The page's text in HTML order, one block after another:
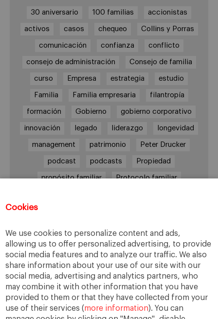
Cookies
We use cookies to personalize content and ads,
allowing us to offer personalized advertising, to provide
social media features and to analyze our traffic. We also
share information about your use of our site with our
social media, advertising and analytics partners, who
may combine it with other information that you have
provided to them or that they have collected from your
use of their services (more information). You can
30 aniversario 100 familias accionistas
activos casos chequeo Collins y Porras
comunicación confianza conflicto
consejo de administración Consejo de familia
curso Empresa estrategia estudio
Familia Familia empresaria filantropía
formación Gobierno gobierno corporativo
innovación legado liderazgo longevidad
management patrimonio Peter Drucker
podcast podcasts Propiedad
propósito familiar Protocolo familiar
salud
toma de decisiones valores virtudes
Enlaces
Cátedra de Empresa Familiar